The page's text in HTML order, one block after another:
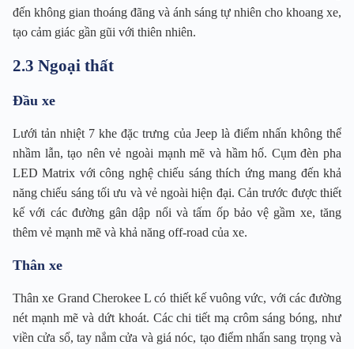
đến không gian thoáng đãng và ánh sáng tự nhiên cho khoang xe,
tạo cảm giác gần gũi với thiên nhiên.
2.3 Ngoại thất
Đầu xe
Lưới tản nhiệt 7 khe đặc trưng của Jeep là điểm nhấn không thể
nhầm lẫn, tạo nên vẻ ngoài mạnh mẽ và hầm hố. Cụm đèn pha
LED Matrix với công nghệ chiếu sáng thích ứng mang đến khả
năng chiếu sáng tối ưu và vẻ ngoài hiện đại. Cản trước được thiết
kế với các đường gân dập nổi và tấm ốp bảo vệ gầm xe, tăng
thêm vẻ mạnh mẽ và khả năng off-road của xe.
Thân xe
Thân xe Grand Cherokee L có thiết kế vuông vức, với các đường
nét mạnh mẽ và dứt khoát. Các chi tiết mạ crôm sáng bóng, như
viền cửa sổ, tay nắm cửa và giá nóc, tạo điểm nhấn sang trọng và